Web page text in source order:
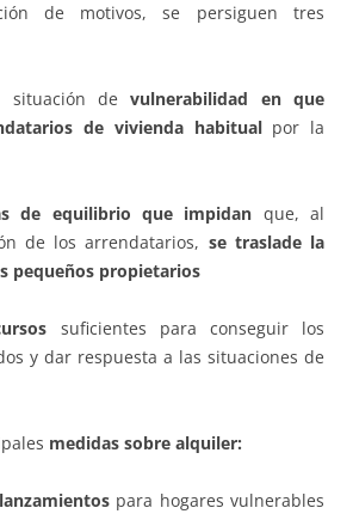
de motivos, se persiguen tres
situación devulnerabilidad en que
de vivienda habitualpor la
de equilibrio que impidan que, al
de los arrendatarios, se traslade la
pequeños propietarios
suficientes para conseguir los
y dar respuesta a las situaciones de
medidas sobre alquiler:
para hogares vulnerables